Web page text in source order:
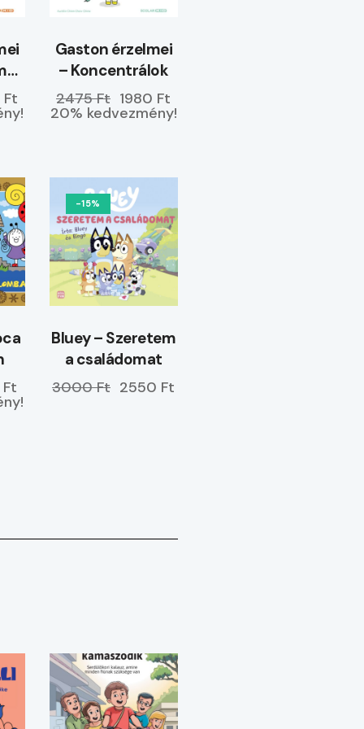
Ft
Gaston érzelmei
– Koncentrálok
2475 Ft 1980 Ft
20% kedvezmény!
-15%
Bluey – Szeretem
a családomat
3000 Ft 2550 Ft